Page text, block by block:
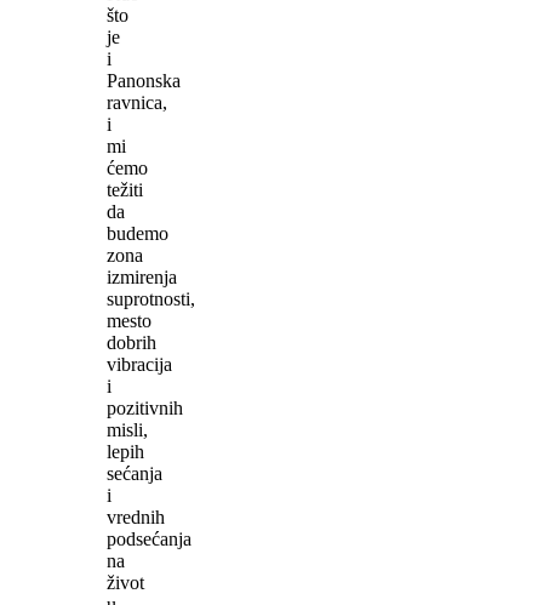
što
je
i
Panonska
ravnica,
i
mi
ćemo
težiti
da
budemo
zona
izmirenja
suprotnosti,
mesto
dobrih
vibracija
i
pozitivnih
misli,
lepih
sećanja
i
vrednih
podsećanja
na
život